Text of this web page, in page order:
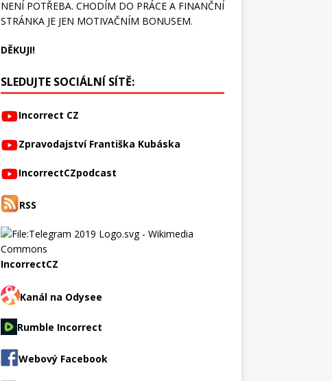
NENÍ POTŘEBA. CHODÍM DO PRÁCE A FINANČNÍ
STRÁNKA JE JEN MOTIVAČNÍM BONUSEM.
DĚKUJI!
SLEDUJTE SOCIÁLNÍ SÍTĚ:
Incorrect CZ
Zpravodajství Františka Kubáska
IncorrectCZpodcast
RSS
IncorrectCZ
Kanál na Odysee
Rumble Incorrect
Webový Facebook